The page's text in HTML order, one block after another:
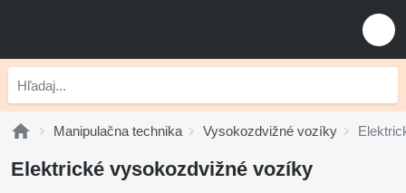
Manipulačna technika Vysokozdvižné vozíky
Elektrické vysokozdvižné vozíky